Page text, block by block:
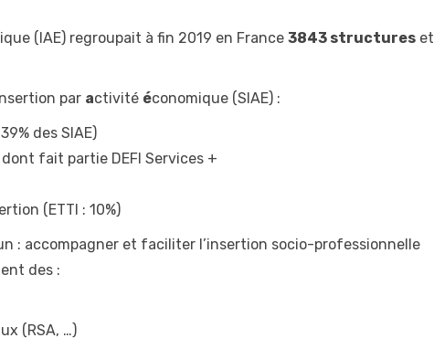
(IAE) regroupait à fin 2019 en France 3843 structures et
nsertion par activité économique (SIAE) :
des SIAE)
fait partie DEFI Services +
(ETTI : 10%)
: accompagner et faciliter l’insertion socio-professionnelle
des :
(RSA, …)